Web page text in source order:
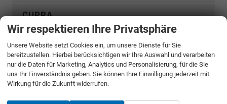
CUPRA
DACIA
Bigster
Duster
Wir respektieren Ihre Privatsphäre
Unsere Website setzt Cookies ein, um unsere Dienste für Sie
bereitzustellen. Hierbei berücksichtigen wir Ihre Auswahl und verarbeiten
nur die Daten für Marketing, Analytics und Personalisierung, für die Sie
uns Ihr Einverständnis geben. Sie können Ihre Einwilligung jederzeit mit
Wirkung für die Zukunft widerrufen.